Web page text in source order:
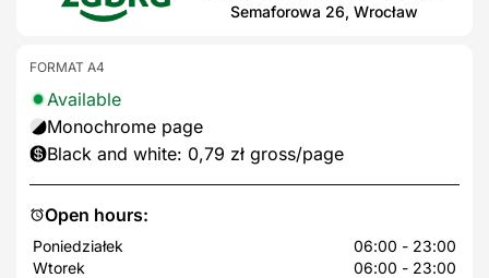
Semaforowa 26, Wrocław
Open hours:
Poniedziałek
06:00 - 23:00
Wtorek
06:00 - 23:00
FORMAT A4
Available
Monochrome page
Black and white: 0,79 zł gross/page